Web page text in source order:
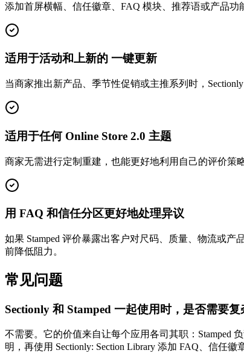
添加首屏横幅、信任徽章、FAQ 模块、推荐语或产品功
适用于活动和上新的 一键更新
当商家推出新产品、季节性促销或主推系列时，
适用于任何 Online Store 2.0 主题
商家无需进行定制重建，也能更好地利用自己的评价策
用 FAQ 和信任分区更好地处理异议
如果 Stamped 评价暴露出客户对尺码、质量、物流或
前降低阻力。
常见问题
Sectionly 和 Stamped 一起使用时，是否需要复
不需要。它的价值来自让每个应用各司其职：Stamped
明，再使用 Sectionly: Section Library 添加 FAQ、信任